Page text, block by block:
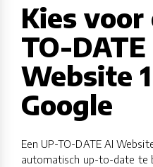
Kies voor
TO-DATE
Website
Google
Een UP-TO-DATE AI
automatisch up-to-date te